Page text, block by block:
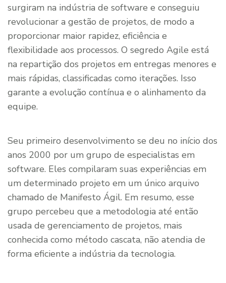
surgiram na indústria de software e conseguiu
revolucionar a gestão de projetos, de modo a
proporcionar maior rapidez, eficiência e
flexibilidade aos processos. O segredo Agile está
na repartição dos projetos em entregas menores e
mais rápidas, classificadas como iterações. Isso
garante a evolução contínua e o alinhamento da
equipe.
Seu primeiro desenvolvimento se deu no início dos
anos 2000 por um grupo de especialistas em
software. Eles compilaram suas experiências em
um determinado projeto em um único arquivo
chamado de Manifesto Ágil. Em resumo, esse
grupo percebeu que a metodologia até então
usada de gerenciamento de projetos, mais
conhecida como método cascata, não atendia de
forma eficiente a indústria da tecnologia.